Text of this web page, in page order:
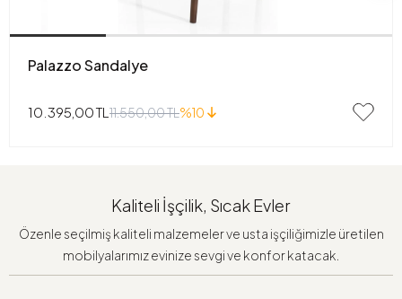
Palazzo Sandalye
10.395,00 TL 11.550,00 TL%10
Kaliteli İşçilik, Sıcak Evler
Özenle seçilmiş kaliteli malzemeler ve usta işçiliğimizle üretilen
mobilyalarımız evinize sevgi ve konfor katacak.